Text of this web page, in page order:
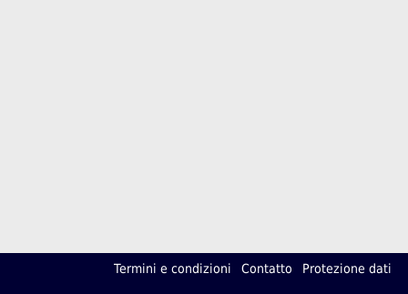
Termini e condizioni Contatto Protezione dati